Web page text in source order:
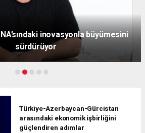
inovasyonla büyümesini
sürdürüyor
Türkiye-Azerbaycan-Gürcistan
arasındaki ekonomik işbirliğini
güçlendiren adımlar